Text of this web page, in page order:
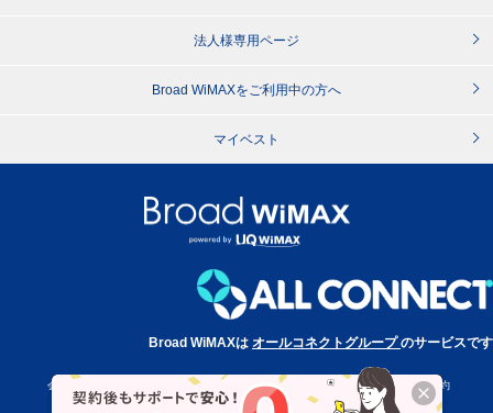
法人様専用ページ
Broad WiMAXをご利用中の方へ
マイベスト
Broad WiMAXは オールコネクトグループのサービスです
会社概要 特定商取引法に基づく表記 プライバシーポリシー
利用規約
サイトポリシー
消費者志向自主宣言